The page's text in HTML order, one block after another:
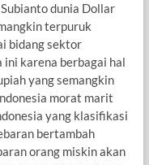
dunia Dollar
terpuruk
bidang sektor
karena berbagai hal
yang semangkin
morat marit
yang klasifikasi
bertambah
orang miskin akan